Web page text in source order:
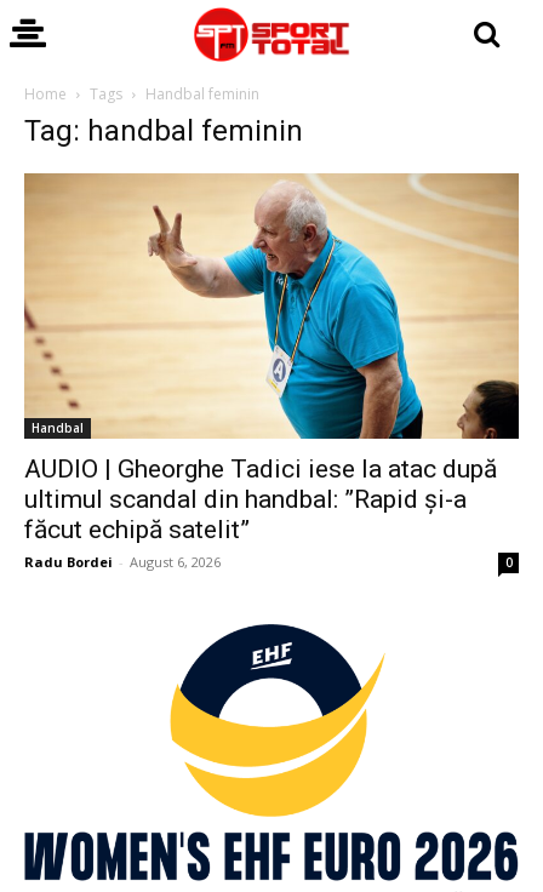
Home Tags Handbal feminin
Tag: handbal feminin
Handbal
AUDIO | Gheorghe Tadici iese la atac după
ultimul scandal din handbal: ”Rapid și-a
făcut echipă satelit”
Radu Bordei - August 6, 2026 0